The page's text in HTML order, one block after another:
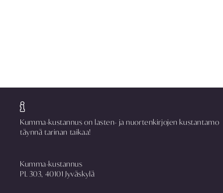
Kumma-kustannus on lasten- ja nuortenkirjojen kustantamo
täynnä tarinan taikaa!
Kumma-kustannus
PL 303, 40101 Jyväskylä